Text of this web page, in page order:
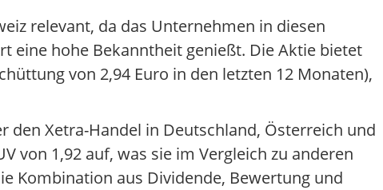
relevant, da das Unternehmen in diesen
eine hohe Bekanntheit genießt. Die Aktie bietet
von 2,94 Euro in den letzten 12 Monaten),
den Xetra-Handel in Deutschland, Österreich und
von 1,92 auf, was sie im Vergleich zu anderen
Kombination aus Dividende, Bewertung und